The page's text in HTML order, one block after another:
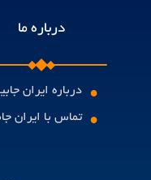
درباره ما
• درباره ایران
• تماس با ایران